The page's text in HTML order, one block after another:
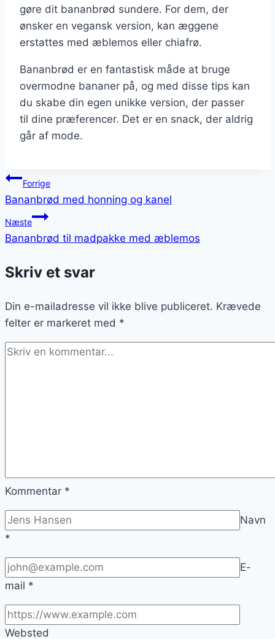
gøre dit bananbrød sundere. For dem, der
ønsker en vegansk version, kan æggene
erstattes med æblemos eller chiafrø.
Bananbrød er en fantastisk måde at bruge
overmodne bananer på, og med disse tips kan
du skabe din egen unikke version, der passer
til dine præferencer. Det er en snack, der aldrig
går af mode.
Indlægsnavigation
Forrige
Bananbrød med honning og kanel
Næste
Bananbrød til madpakke med æblemos
Skriv et svar
Din e-mailadresse vil ikke blive publiceret. Krævede
felter er markeret med *
Kommentar *
Navn
*
E-
mail *
Websted